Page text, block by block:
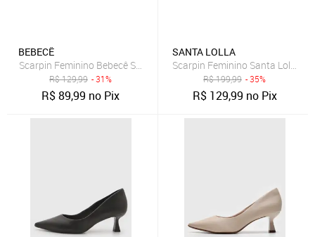
BEBECÊ
Scarpin Feminino Bebecê Salto Grosso Texturizado Bege
R$129,99 - 31%
R$89,99 no Pix
SANTA LOLLA
Scarpin Feminino Santa Lolla
R$199,99 - 35%
R$ 129,99 no Pix